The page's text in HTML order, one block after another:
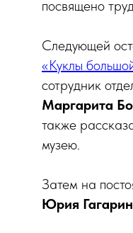
посвящено
Следующей
«Куклы
сотрудник
Маргарита
также
музею.
Затем на
Юрия